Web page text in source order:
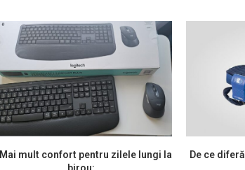
Mai mult confort pentru zilele lungi la
birou:...
De ce